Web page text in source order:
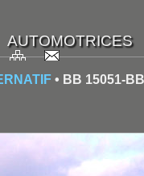
• BB 15051-